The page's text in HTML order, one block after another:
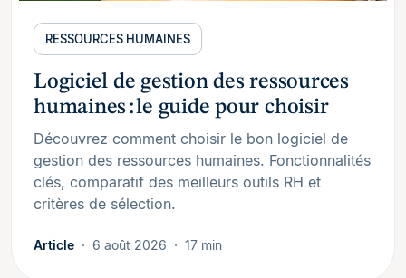
RESSOURCES HUMAINES
Logiciel de gestion des ressources
humaines : le guide pour choisir
Découvrez comment choisir le bon logiciel de
gestion des ressources humaines. Fonctionnalités
clés, comparatif des meilleurs outils RH et
critères de sélection.
Article 6 août 2026 17 min